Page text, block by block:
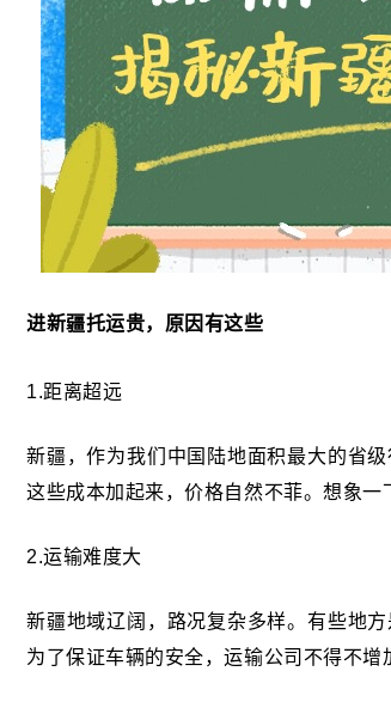
进新疆托运贵，原因有这些
1.距离超远
新疆，作为我们中国陆地面积最大的省
这些成本加起来，价格自然不菲。想象一
2.运输难度大
新疆地域辽阔，路况复杂多样。有些地
为了保证车辆的安全，运输公司不得不增